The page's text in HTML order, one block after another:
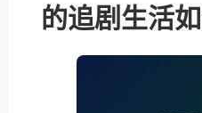
的追剧生活如